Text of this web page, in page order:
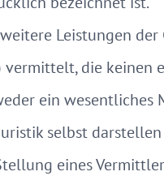
Leistungen
vermittelt, die
ein
selbst
eines